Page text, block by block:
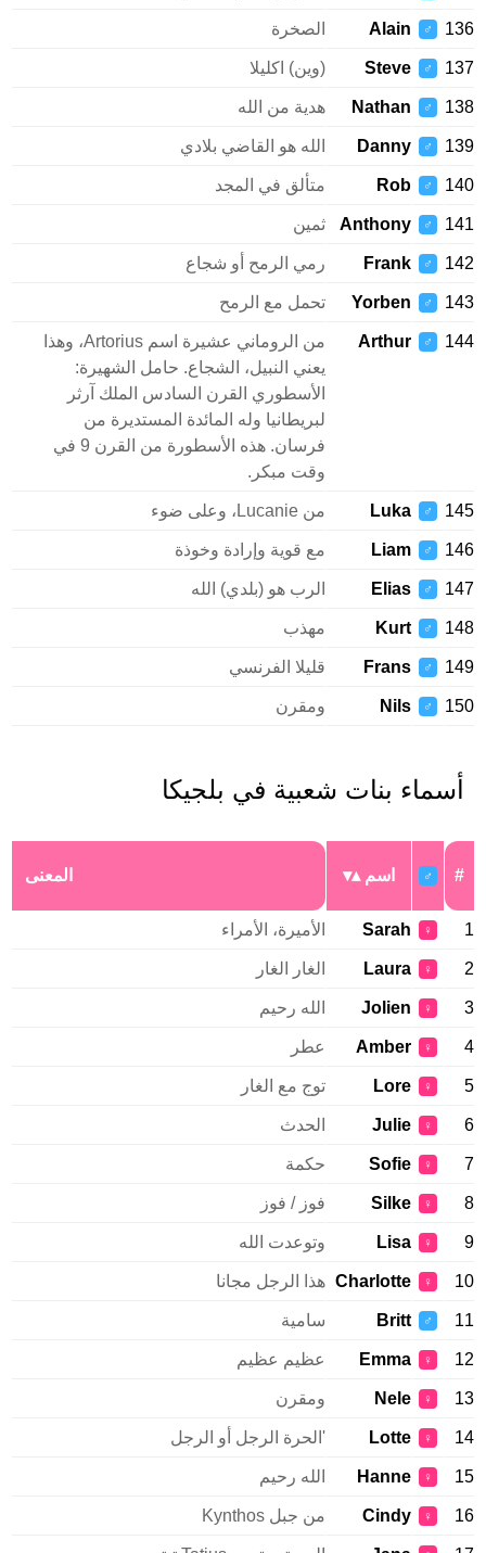
136
♂
Alain الصخرة
137
♂
Steve (وين) اكليلا
138
♂
Nathan هدية من الله
139
♂
Danny الله هو القاضي بلادي
140
♂
Rob متألق في المجد
141
♂
Anthony ثمين
142
♂
Frank رمي الرمح أو شجاع
143
♂
Yorben تحمل مع الرمح
144
♂
Arthur
من الروماني عشيرة اسم Artorius، وهذا
يعني النبيل، الشجاع. حامل الشهيرة:
الأسطوري القرن السادس الملك آرثر
لبريطانيا وله المائدة المستديرة من
فرسان. هذه الأسطورة من القرن 9 في
وقت مبكر.
145
♂
Luka من Lucanie، وعلى ضوء
146
♂
Liam مع قوية وإرادة وخوذة
147
♂
Elias الرب هو (بلدي) الله
148
♂
Kurt مهذب
149
♂
Frans قليلا الفرنسي
150
♂
Nils ومقرن
أسماء بنات شعبية في بلجيكا
#
♂ اسم المعنى
1
♀
Sarah الأميرة، الأمراء
2
♀
Laura الغار الغار
3
♀
Jolien الله رحيم
4
♀
Amber عطر
5
♀
Lore توج مع الغار
6
♀
Julie الحدث
7
♀
Sofie حكمة
8
♀
Silke فوز / فوز
9
♀
Lisa وتوعدت الله
10
♀
Charlotte هذا الرجل مجانا
11
♂
Britt سامية
12
♀
Emma عظيم عظيم
13
♀
Nele ومقرن
14
♀
Lotte 'الحرة الرجل أو الرجل
15
♀
Hanne الله رحيم
16
♀
Cindy من جبل Kynthos